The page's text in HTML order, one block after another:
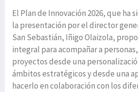
El Plan de Innovación 2026, que ha
la presentación por el director
San Sebastián, Iñigo Olaizola,
integral para acompañar a
proyectos desde una
ámbitos estratégicos y desde una
hacerlo en colaboración con los